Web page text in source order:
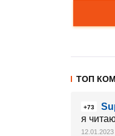
ТОП
+73
я
12.01.2023